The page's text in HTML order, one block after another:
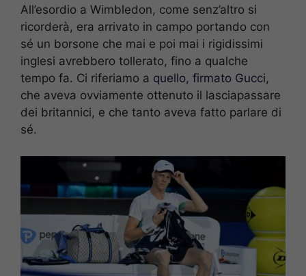
All’esordio a Wimbledon, come senz’altro si
ricorderà, era arrivato in campo portando con
sé un borsone che mai e poi mai i rigidissimi
inglesi avrebbero tollerato, fino a qualche
tempo fa. Ci riferiamo a quello, firmato Gucci,
che aveva ovviamente ottenuto il lasciapassare
dei britannici, e che tanto aveva fatto parlare di
sé.